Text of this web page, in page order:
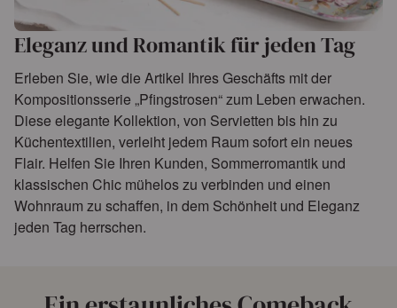
Eleganz und Romantik für jeden Tag
Erleben Sie, wie die Artikel Ihres Geschäfts mit der
Kompositionsserie „Pfingstrosen“ zum Leben erwachen.
Diese elegante Kollektion, von Servietten bis hin zu
Küchentextilien, verleiht jedem Raum sofort ein neues
Flair. Helfen Sie Ihren Kunden, Sommerromantik und
klassischen Chic mühelos zu verbinden und einen
Wohnraum zu schaffen, in dem Schönheit und Eleganz
jeden Tag herrschen.